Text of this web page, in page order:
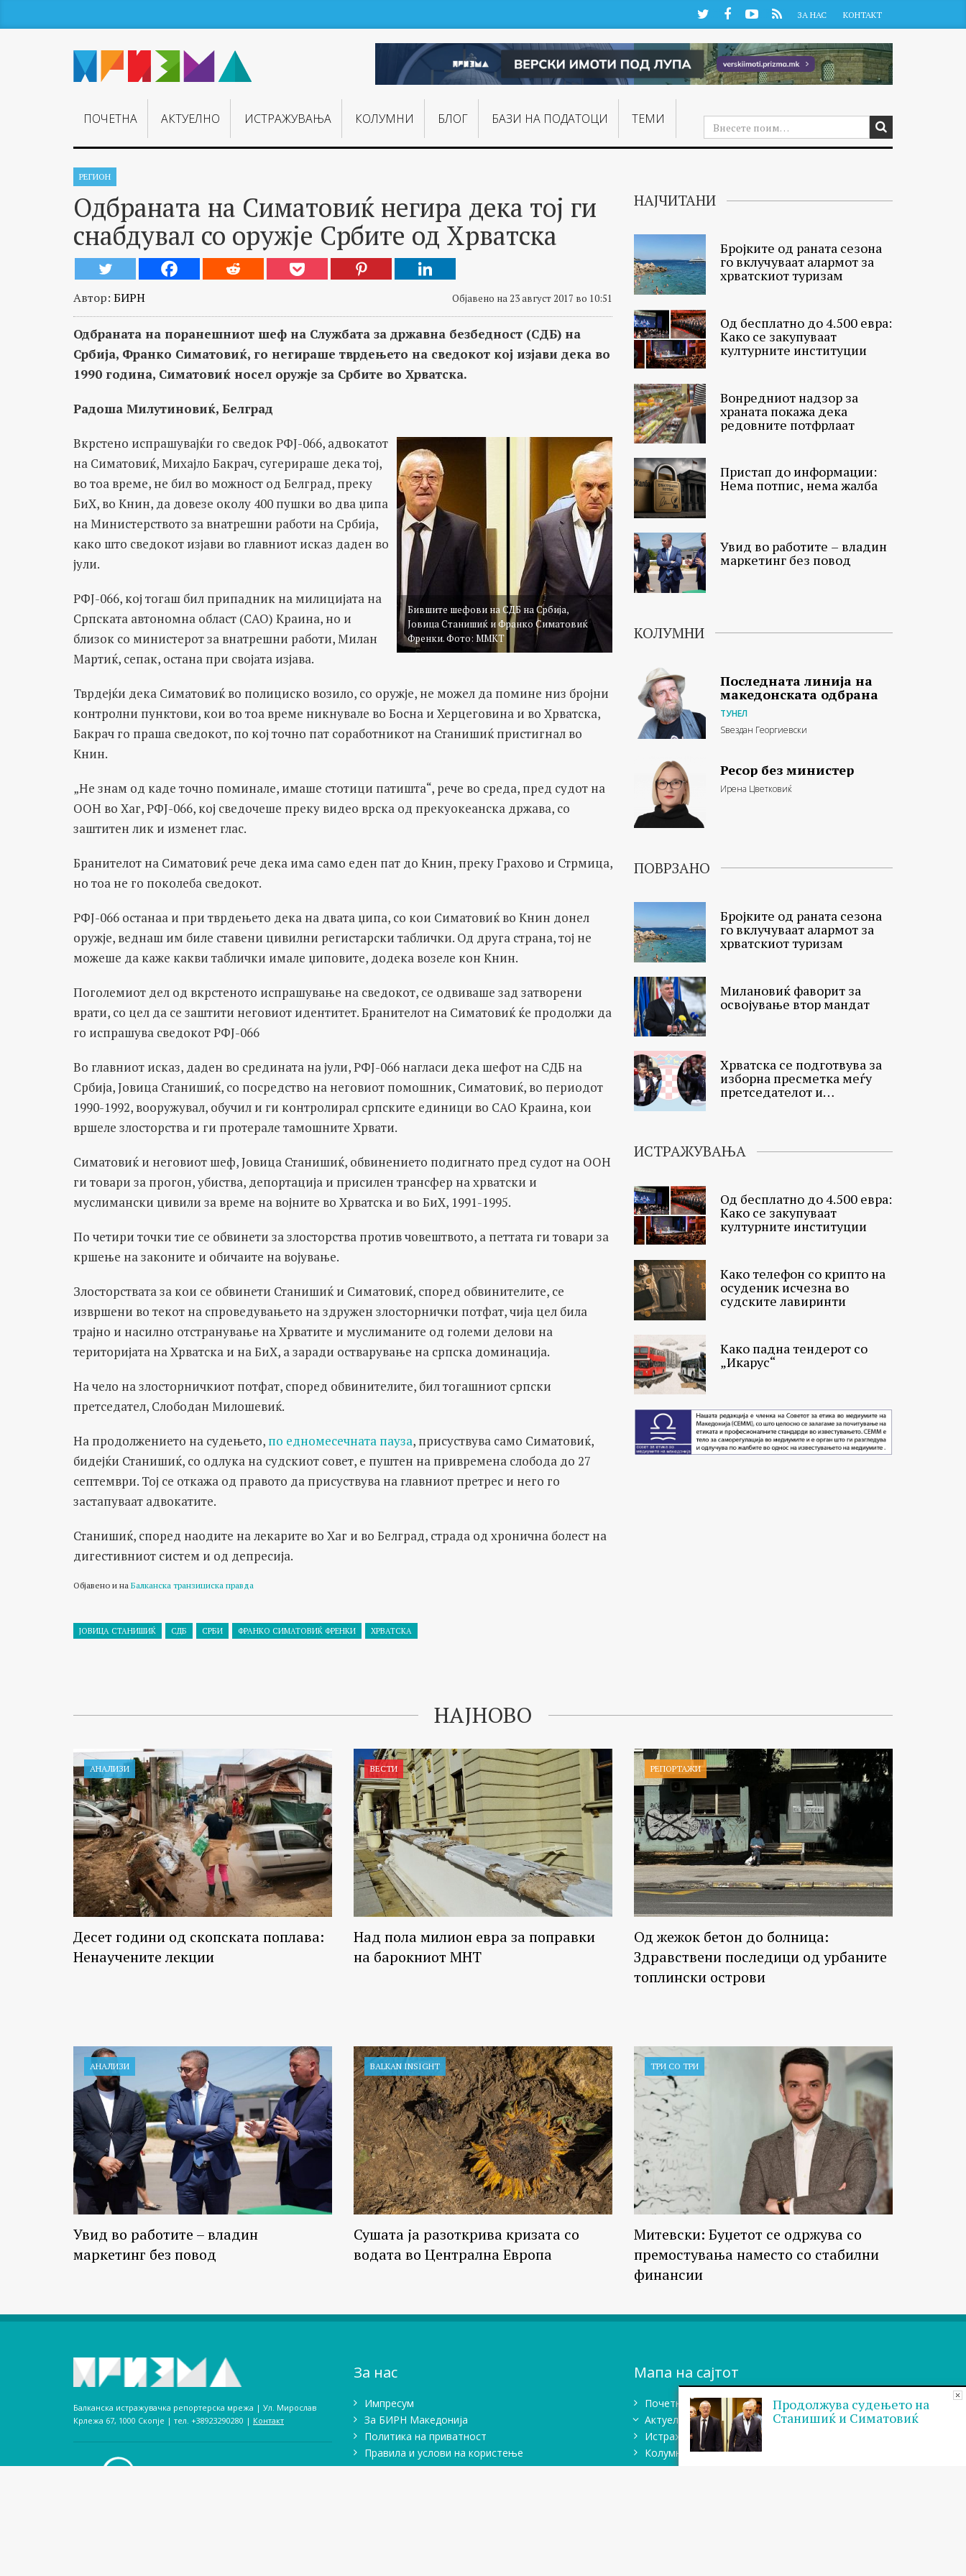
TwitterFacebookYouTube
RSS ЗА НАС КОНТАКТ
ПОЧЕТНА АКТУЕЛНО ИСТРАЖУВАЊA КОЛУМНИ БЛОГ БАЗИ НА ПОДАТОЦИ ТЕМИ
РЕГИОН
Одбраната на Симатовиќ негира дека тој ги
снабдувал со оружје Србите од Хрватска
Автор: БИРН Објавено на 23 август 2017 во 10:51
Одбраната на поранешниот шеф на Службата за државна безбедност (СДБ) на
Србија, Франко Симатовиќ, го негираше тврдењето на сведокот кој изјави дека во
1990 година, Симатовиќ носел оружје за Србите во Хрватска.
Радоша Милутиновиќ, Белград
Бившите шефови на СДБ на Србија,
Јовица Станишиќ и Франко Симатовиќ
Френки. Фото: ММКТ
Вкрстено испрашувајќи го сведок РФЈ-066, адвокатот
на Симатовиќ, Михајло Бакрач, сугерираше дека тој,
во тоа време, не бил во можност од Белград, преку
БиХ, во Книн, да довезе околу 400 пушки во два џипа
на Министерството за внатрешни работи на Србија,
како што сведокот изјави во главниот исказ даден во
јули.
РФЈ-066, кој тогаш бил припадник на милицијата на
Српската автономна област (САО) Краина, но и
близок со министерот за внатрешни работи, Милан
Мартиќ, сепак, остана при својата изјава.
Тврдејќи дека Симатовиќ во полициско возило, со оружје, не можел да помине низ бројни
контролни пунктови, кои во тоа време никнувале во Босна и Херцеговина и во Хрватска,
Бакрач го праша сведокот, по кој точно пат соработникот на Станишиќ пристигнал во
Книн.
„Не знам од каде точно поминале, имаше стотици патишта“, рече во среда, пред судот на
ООН во Хаг, РФЈ-066, кој сведочеше преку видео врска од прекуокеанскa држава, со
заштитен лик и изменет глас.
Бранителот на Симатовиќ рече дека има само еден пат до Книн, преку Грахово и Стрмица,
но тоа не го поколеба сведокот.
РФЈ-066 останаа и при тврдењето дека на двата џипа, со кои Симатовиќ во Книн донел
оружје, веднаш им биле ставени цивилни регистарски таблички. Од друга страна, тој не
можеше да каже какви таблички имале џиповите, додека возеле кон Книн.
Поголемиот дел од вкрстеното испрашување на сведокот, се одвиваше зад затворени
врати, со цел да се заштити неговиот идентитет. Бранителот на Симатовиќ ќе продолжи да
го испрашува сведокот РФЈ-066
Во главниот исказ, даден во средината на јули, РФЈ-066 нагласи дека шефот на СДБ на
Србија, Јовица Станишиќ, со посредство на неговиот помошник, Симатовиќ, во периодот
1990-1992, вооружувал, обучил и ги контролирал српските единици во САО Краина, кои
вршеле злосторства и ги протерале тамошните Хрвати.
Симатовиќ и неговиот шеф, Јовица Станишиќ, обвинението подигнато пред судот на ООН
ги товари за прогон, убиства, депортација и присилен трансфер на хрватски и
муслимански цивили за време на војните во Хрватска и во БиХ, 1991-1995.
По четири точки тие се обвинети за злосторства против човештвото, а петтата ги товари за
кршење на законите и обичаите на војување.
Злосторствата за кои се обвинети Станишиќ и Симатовиќ, според обвинителите, се
извршени во текот на спроведувањето на здружен злосторнички потфат, чија цел била
трајно и насилно отстранување на Хрватите и муслиманите од големи делови на
територијата на Хрватска и на БиХ, а заради остварување на српска доминација.
На чело на злосторничкиот потфат, според обвинителите, бил тогашниот српски
претседател, Слободан Милошевиќ.
На продолжението на судењето, по едномесечната пауза, присуствува само Симатовиќ,
бидејќи Станишиќ, со одлука на судскиот совет, е пуштен на привремена слобода до 27
септември. Тој се откажа од правото да присуствува на главниот претрес и него го
застапуваат адвокатите.
Станишиќ, според наодите на лекарите во Хаг и во Белград, страда од хронична болест на
дигестивниот систем и од депресија.
Објавено и на Балканска транзициска правда
ЈОВИЦА СТАНИШИЌ СДБ СРБИ ФРАНКО СИМАТОВИЌ ФРЕНКИ ХРВАТСКА
НАЈЧИТАНИ
Бројките од раната сезона
го вклучуваат алармот за
хрватскиот туризам
Од бесплатно до 4.500 евра:
Како се закупуваат
културните институции
Вонредниот надзор за
храната покажа дека
редовните потфрлаат
Пристап до информации:
Нема потпис, нема жалба
Увид во работите – владин
маркетинг без повод
КОЛУМНИ
Последната линија на
македонската одбрана
ТУНЕЛ
Ѕвездан Георгиевски
Ресор без министер
Ирена Цветковиќ
ПОВРЗАНО
Бројките од раната сезона
го вклучуваат алармот за
хрватскиот туризам
Милановиќ фаворит за
освојување втор мандат
Хрватска се подготвува за
изборна пресметка меѓу
претседателот и
ИСТРАЖУВАЊА
Од бесплатно до 4.500 евра:
Како се закупуваат
културните институции
Како телефон со крипто на
осуденик исчезна во
судските лавиринти
Како падна тендерот со
„Икарус“
НАЈНОВО
АНАЛИЗИ
Десет години од скопската поплава:
Ненаучените лекции
ВЕСТИ
Над пола милион евра за поправки
на барокниот МНТ
РЕПОРТАЖИ
Од жежок бетон до болница:
Здравствени последици од урбаните
топлински острови
АНАЛИЗИ
Увид во работите – владин
маркетинг без повод
BALKAN INSIGHT
Сушата ја разоткрива кризата со
водата во Централна Европа
ТРИ СО ТРИ
Митевски: Буџетот се одржува со
премостувања наместо со стабилни
финансии
Балканска истражувачка репортерска мрежа | Ул. Мирослав
Крлежа 67, 1000 Скопје | тел. +38923290280­ | Контакт
За нас
Импресум
Зa БИРН Македонија
Политика на приватност
Правила и услови на користење
Мапа на сајтот
Почетна
Актуелно
Истражувањa
Колумни
Блог
Продолжува судењето на
Станишиќ и Симатовиќ